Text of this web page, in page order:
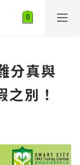
分真與
別！